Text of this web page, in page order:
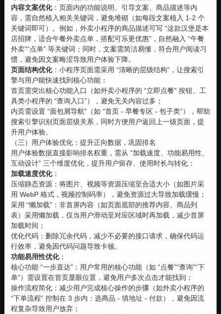
内容文案优化：页面内的功能说明、引导文案、商品描述等内
容，需自然植入相关关键词，避免堆砌（如每段文案植入 1-2 个
关键词即可）。例如，外卖小程序的商品描述可写 “这款汉堡是本
店招牌，适合午餐外卖点单，搭配可乐更优惠”，自然融入 “午餐
外卖”“点单” 等关键词；同时，文案需简洁易懂，符合用户阅读习
惯，避免因文案晦涩导致用户体验下降。
页面结构优化：小程序页面需采用 “清晰的层级结构”，让搜索引
擎与用户能快速找到核心功能：
首页需突出核心功能入口（如外卖小程序的 “立即点餐” 按钮、工
具类小程序的 “查询入口”），避免无关内容过多；
内页需设置 “面包屑导航”（如 “首页 - 早餐专区 - 包子类”），帮助
搜索引擎识别页面层级关系，同时方便用户返回上一级页面，提
升用户体验。
（三）用户体验优化：提升正向数据，巩固排名
用户体验数据直接影响排名权重，需从 “加载速度、功能易用性、
互动设计” 三个维度优化，提升用户留存、使用时长与转化：
加载速度优化：
压缩静态资源：将图片、视频等资源压缩至合适大小（如图片采
用 WebP 格式，视频控制码率），避免资源过大导致加载缓慢；
采用 “懒加载”：非首屏内容（如页面底部的推荐内容、商品列
表）采用懒加载，仅当用户滑动至对应区域时再加载，减少首屏
加载时间；
优化代码：删除冗余代码，减少不必要的接口请求，确保代码运
行效率，避免因代码问题导致卡顿。
功能易用性优化：
核心功能 “一步直达”：用户常用的核心功能（如 “点餐”“查询”“下
单”）需设置在首页显眼位置，避免用户多次点击才能找到；
操作流程简化：减少用户完成核心操作的步骤（如外卖小程序的
“下单流程” 控制在 3 步内：选商品 - 填地址 - 付款），避免因流
程复杂导致用户放弃；